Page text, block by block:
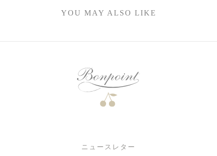
YOU MAY ALSO LIKE
ニュースレター